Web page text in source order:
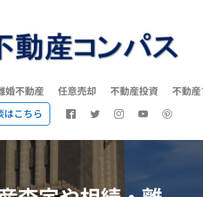
不動産査定
不動産会社一覧
不動産会社一覧
婚不動産 任意売却 不動産投資 不動
はこちら